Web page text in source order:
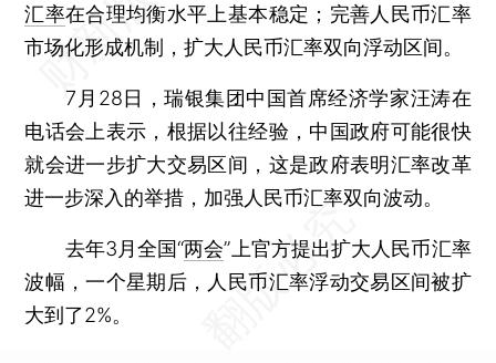
汇率在合理均衡水平上基本稳定；完善人民币汇率
市场化形成机制，扩大人民币汇率双向浮动区间。
7月28日，瑞银集团中国首席经济学家汪涛在
电话会上表示，根据以往经验，中国政府可能很快
就会进一步扩大交易区间，这是政府表明汇率改革
进一步深入的举措，加强人民币汇率双向波动。
去年3月全国“两会”上官方提出扩大人民币汇率
波幅，一个星期后，人民币汇率浮动交易区间被扩
大到了2%。